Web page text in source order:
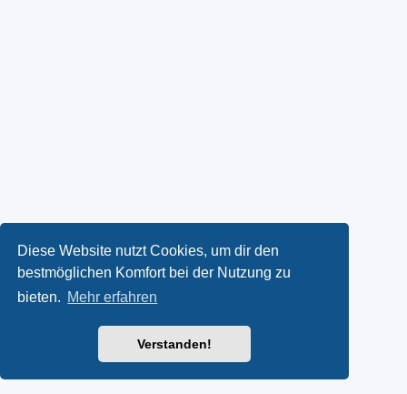
Diese Website nutzt Cookies, um dir den
bestmöglichen Komfort bei der Nutzung zu
bieten. Mehr erfahren
Verstanden!